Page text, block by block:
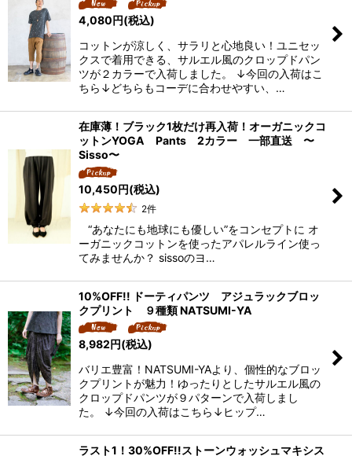
4,080 円(税込)
コットンが涼しく、サラリと心地良い！ユニセッ
クスで着用できる、サルエル風のクロップドパン
ツが２カラーで入荷しました。 ↓今回の入荷はこ
ちら↓どちらもコーデに合わせやすい、…
在庫薄！ブラック1枚だけ再入荷！オーガニックコ
ットンYOGA Pants 2カラー 一部直送 〜
Sisso〜
10,450円(税込)
2件
“あなたにも地球にも優しい”をコンセプトに オ
ーガニックコットンを使ったアパレルライン使っ
てみませんか？ sissoのヨ…
10%OFF!! ドーティパンツ アジュラックブロッ
クプリント ９種類 NATSUMI-YA
8,982円(税込)
バリエ豊富！NATSUMI-YAより、個性的なブロッ
クプリントが魅力！ゆったりとしたサルエル風の
クロップドパンツが９パターンで入荷しまし
た。 ↓今回の入荷はこちら↓ヒップ…
ラスト1！30%OFF!!ストーンウォッシュマキシス